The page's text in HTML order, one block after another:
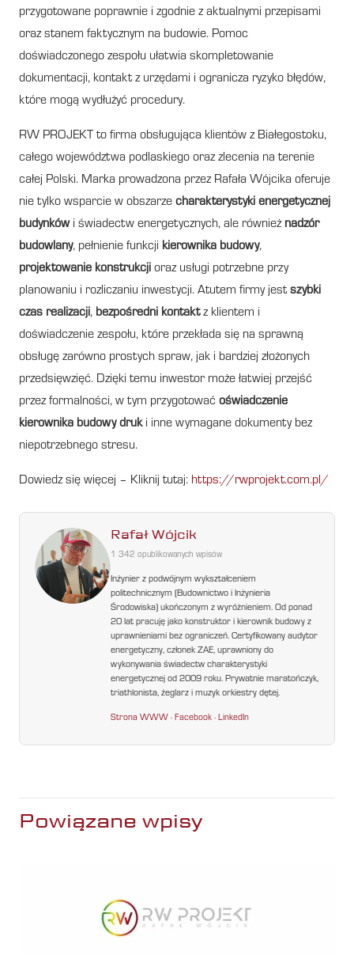
przygotowane poprawnie i zgodnie z aktualnymi przepisami
oraz stanem faktycznym na budowie. Pomoc
doświadczonego zespołu ułatwia skompletowanie
dokumentacji, kontakt z urzędami i ogranicza ryzyko błędów,
które mogą wydłużyć procedury.
RW PROJEKT to firma obsługująca klientów z Białegostoku,
całego województwa podlaskiego oraz zlecenia na terenie
całej Polski. Marka prowadzona przez Rafała Wójcika oferuje
nie tylko wsparcie w obszarze charakterystyki energetycznej
budynkówi świadectw energetycznych, ale również nadzór
budowlany, pełnienie funkcji kierownika budowy,
projektowanie konstrukcji oraz usługi potrzebne przy
planowaniu i rozliczaniu inwestycji. Atutem firmy jestszybki
czas realizacji, bezpośredni kontaktz klientem i
doświadczenie zespołu, które przekłada się na sprawną
obsługę zarówno prostych spraw, jak i bardziej złożonych
przedsięwzięć. Dzięki temu inwestor może łatwiej przejść
przez formalności, w tym przygotować oświadczenie
kierownika budowy druki inne wymagane dokumenty bez
niepotrzebnego stresu.
Dowiedz się więcej – Kliknij tutaj: https://rwprojekt.com.pl/
Rafał Wójcik
1 342 opublikowanych wpisów
Inżynier z podwójnym wykształceniem
politechnicznym (Budownictwo i Inżynieria
Środowiska) ukończonym z wyróżnieniem. Od ponad
20 lat pracuję jako konstruktor i kierownik budowy z
uprawnieniami bez ograniczeń. Certyfikowany audytor
energetyczny, członek ZAE, uprawniony do
wykonywania świadectw charakterystyki
energetycznej od 2009 roku. Prywatnie maratończyk,
triathlonista, żeglarz i muzyk orkiestry dętej.
Strona WWW ·Facebook ·LinkedIn
Powiązane wpisy